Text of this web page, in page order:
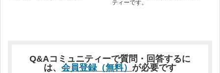
ティーです。
Q&Aコミュニティーで質問・回答するに
は、 会員登録（無料） が必要です